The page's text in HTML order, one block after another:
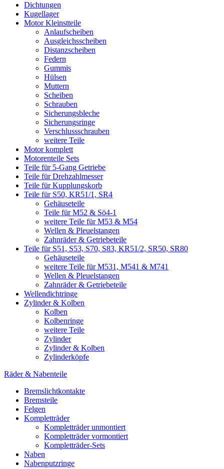
Dichtungen
Kugellager
Motor Kleinstteile
Anlaufscheiben
Ausgleichsscheiben
Distanzscheiben
Federn
Gummis
Hülsen
Muttern
Scheiben
Schrauben
Sicherungsbleche
Sicherungsringe
Verschlussschrauben
weitere Teile
Motor komplett
Motorenteile Sets
Teile für 5-Gang Getriebe
Teile für Drehzahlmesser
Teile für Kupplungskorb
Teile für S50, KR51/1, SR4
Gehäuseteile
Teile für M52 & Sö4-1
weitere Teile für M53 & M54
Wellen & Pleuelstangen
Zahnräder & Getriebeteile
Teile für S51, S53, S70, S83, KR51/2, SR50, SR80
Gehäuseteile
weitere Teile für M531, M541 & M741
Wellen & Pleuelstangen
Zahnräder & Getriebeteile
Wellendichtringe
Zylinder & Kolben
Kolben
Kolbenringe
weitere Teile
Zylinder
Zylinder & Kolben
Zylinderköpfe
Räder & Nabenteile
Bremslichtkontakte
Bremsteile
Felgen
Kompletträder
Kompletträder unmontiert
Kompletträder vormontiert
Kompletträder-Sets
Naben
Nabenputzringe